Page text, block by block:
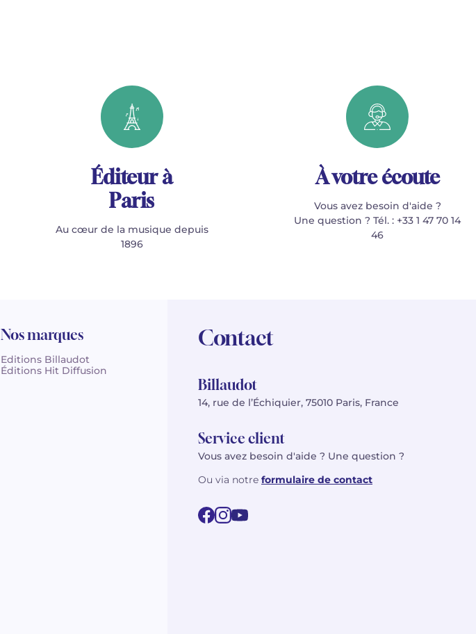
Éditeur à
Paris
Au cœur de la musique depuis
1896
À votre écoute
Vous avez besoin d'aide ?
Une question ? Tél. : +33 1 47 70 14
46
Nos marques
Editions Billaudot
Éditions Hit Diffusion
Contact
Billaudot
14, rue de l’Échiquier, 75010 Paris, France
Service client
Vous avez besoin d'aide ? Une question ?
Ou via notre formulaire de contact